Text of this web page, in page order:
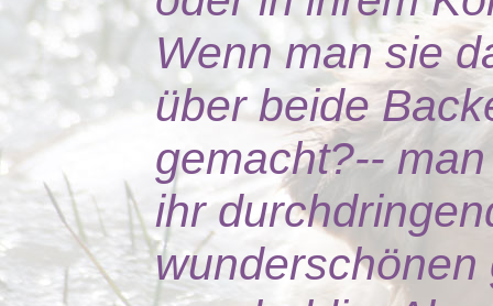
Wenn man sie
über beide
gemacht?--
ihr
wunderschönen